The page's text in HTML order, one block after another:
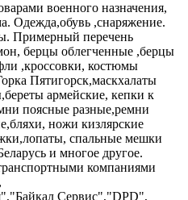
военного назначения,
Одежда,обувь ,снаряжение.
Примерный перечень
берцы облегченные ,берцы
,кроссовки, костюмы
Пятигорск,маскхалаты
армейские, кепки к
поясные разные,ремни
ножи кизлярские
спальные мешки
и многое другое.
компаниями
Сервис","DPD",